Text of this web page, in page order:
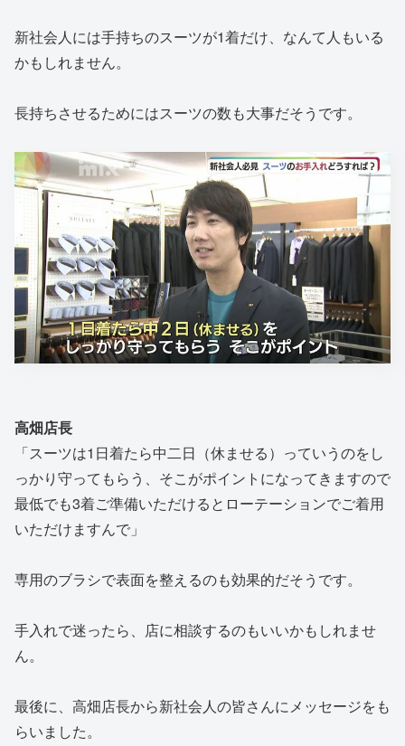
新社会人には手持ちのスーツが1着だけ、なんて人もいる
かもしれません。
長持ちさせるためにはスーツの数も大事だそうです。
高畑店長
「スーツは1日着たら中二日（休ませる）っていうのをし
っかり守ってもらう、そこがポイントになってきますので
最低でも3着ご準備いただけるとローテーションでご着用
いただけますんで」
専用のブラシで表面を整えるのも効果的だそうです。
手入れで迷ったら、店に相談するのもいいかもしれませ
ん。
最後に、高畑店長から新社会人の皆さんにメッセージをも
らいました。